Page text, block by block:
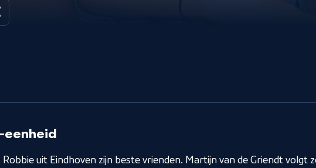
eenheid
Robbie uit Eindhoven zijn beste vrienden. Martijn van de Griendt volgt